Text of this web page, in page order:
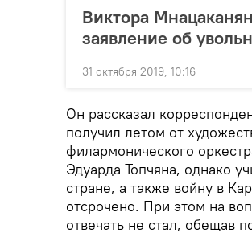
Виктора
заявление об
31 октября 2019, 10:16
Он рассказал
получил летом от
филармонического
Эдуарда Топчяна, однако
стране, а также войну в
отсрочено. При этом на
отвечать не стал, обещав